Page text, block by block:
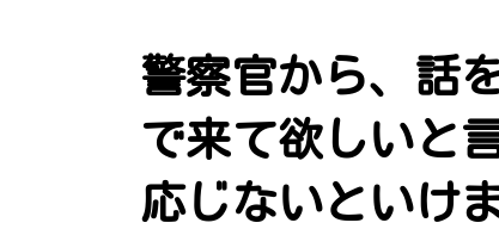
警察官から、話
で来て欲しいと
応じないといけ